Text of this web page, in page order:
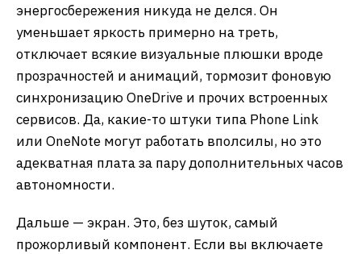
энергосбережения никуда не делся. Он
уменьшает яркость примерно на треть,
отключает всякие визуальные плюшки вроде
прозрачностей и анимаций, тормозит фоновую
синхронизацию OneDrive и прочих встроенных
сервисов. Да, какие-то штуки типа Phone Link
или OneNote могут работать вполсилы, но это
адекватная плата за пару дополнительных часов
автономности.
Дальше — экран. Это, без шуток, самый
прожорливый компонент. Если вы включаете